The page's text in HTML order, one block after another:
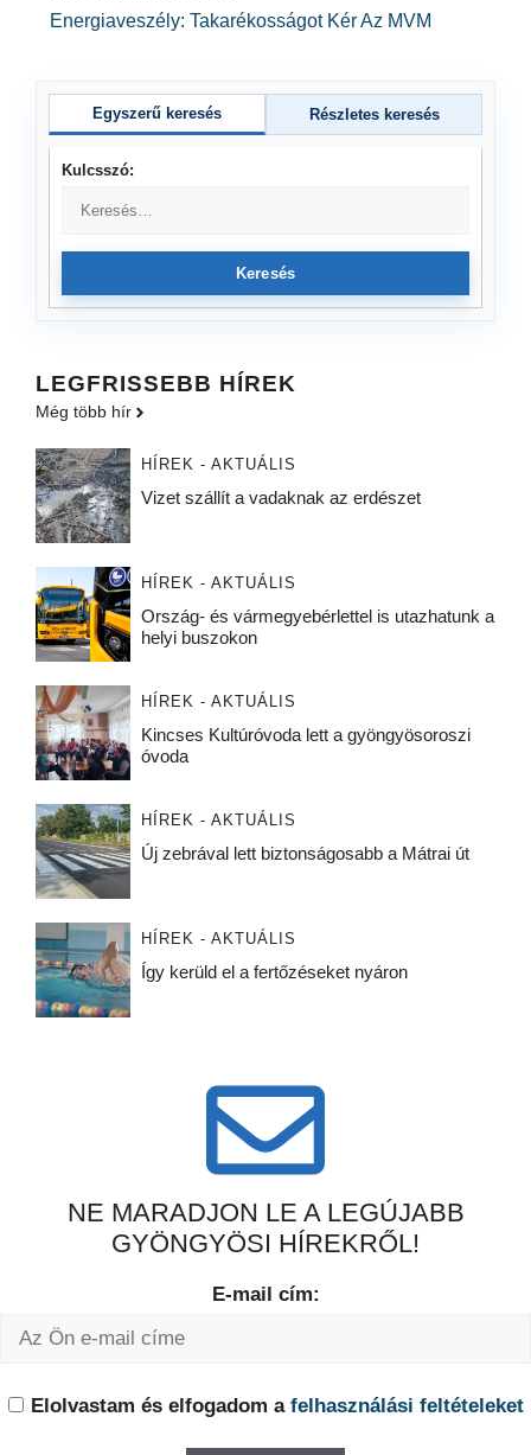
Energiaveszély: Takarékosságot Kér Az MVM
Egyszerű keresés Részletes keresés
Kulcsszó:
Keresés
LEGFRISSEBB HÍREK
Még több hír
HÍREK - AKTUÁLIS
Vizet szállít a vadaknak az erdészet
HÍREK - AKTUÁLIS
Ország- és vármegyebérlettel is utazhatunk a
helyi buszokon
HÍREK - AKTUÁLIS
Kincses Kultúróvoda lett a gyöngyösoroszi
óvoda
HÍREK - AKTUÁLIS
Új zebrával lett biztonságosabb a Mátrai út
HÍREK - AKTUÁLIS
Így kerüld el a fertőzéseket nyáron
NE MARADJON LE A LEGÚJABB
GYÖNGYÖSI HÍREKRŐL!
E-mail cím:
Elolvastam és elfogadom a felhasználási feltételeket